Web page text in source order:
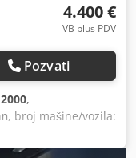
4.400 €
VB plus PDV
Pozvati
2000,
, broj mašine/vozila:
sa integrisanim
profila za